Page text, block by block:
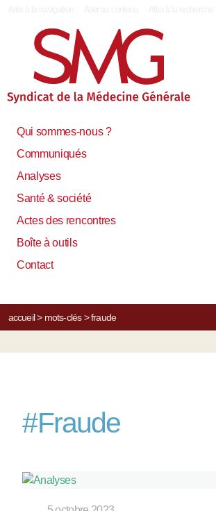
Qui sommes-nous ?
Communiqués
Analyses
Santé & société
Actes des rencontres
Boîte à outils
Contact
accueil> mots-clés> fraude
#Fraude